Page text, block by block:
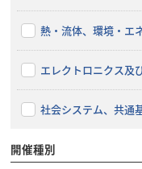
熱・流体、環境・エ
エレクトロニクス
社会システム、共通
開催種別